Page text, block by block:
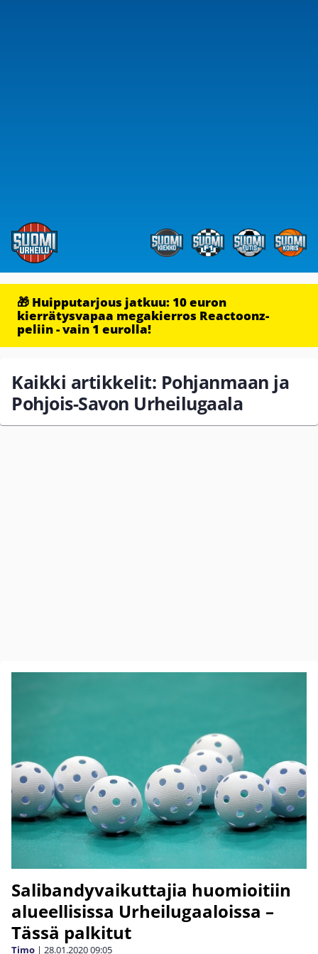
🎁 Huipputarjous jatkuu: 10 euron
kierrätysvapaa megakierros Reactoonz-
peliin - vain 1 eurolla!
Kaikki artikkelit: Pohjanmaan ja
Pohjois-Savon Urheilugaala
Salibandyvaikuttajia huomioitiin
alueellisissa Urheilugaaloissa –
Tässä palkitut
Timo | 28.01.202009:05